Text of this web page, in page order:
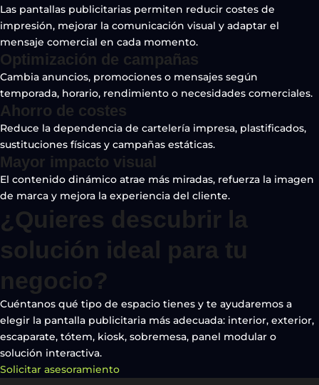
Las pantallas publicitarias permiten reducir costes de
impresión, mejorar la comunicación visual y adaptar el
mensaje comercial en cada momento.
Optimización de campañas
Cambia anuncios, promociones o mensajes según
temporada, horario, rendimiento o necesidades comerciales.
Ahorro de costes
Reduce la dependencia de cartelería impresa, plastificados,
sustituciones físicas y campañas estáticas.
Mayor impacto visual
El contenido dinámico atrae más miradas, refuerza la imagen
de marca y mejora la experiencia del cliente.
¿Quieres descubrir la
solución ideal para tu
negocio?
Cuéntanos qué tipo de espacio tienes y te ayudaremos a
elegir la pantalla publicitaria más adecuada: interior, exterior,
escaparate, tótem, kiosk, sobremesa, panel modular o
solución interactiva.
Solicitar asesoramiento